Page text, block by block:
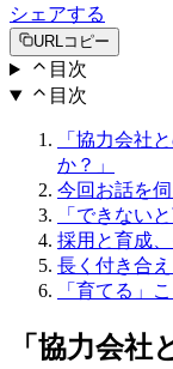
シェアする
URLコピー
目次
目次
「協力会社
か？」
今回お話を
「できない
採用と育成
長く付き合
「育てる」
「協力会